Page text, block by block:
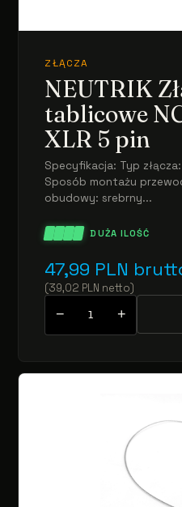
ZŁĄCZA
NEUTRIK
tablicowe
XLR 5 pin
Specyfikacja: Typ
Sposób montażu
obudowy: srebrny...
DUŻA ILOŚĆ
47,99 PLN
(39,02 PLN netto)
− +